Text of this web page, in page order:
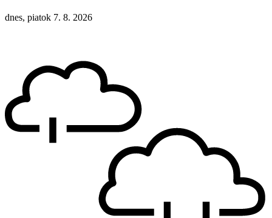
dnes, piatok 7. 8. 2026